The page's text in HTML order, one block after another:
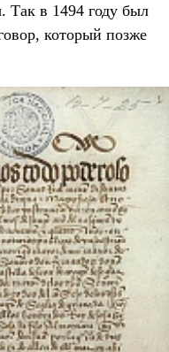
Так в 1494 году был
который позже